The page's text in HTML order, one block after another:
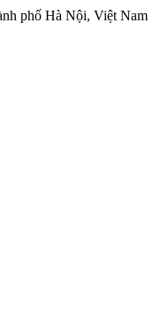
phố Hà Nội, Việt Nam